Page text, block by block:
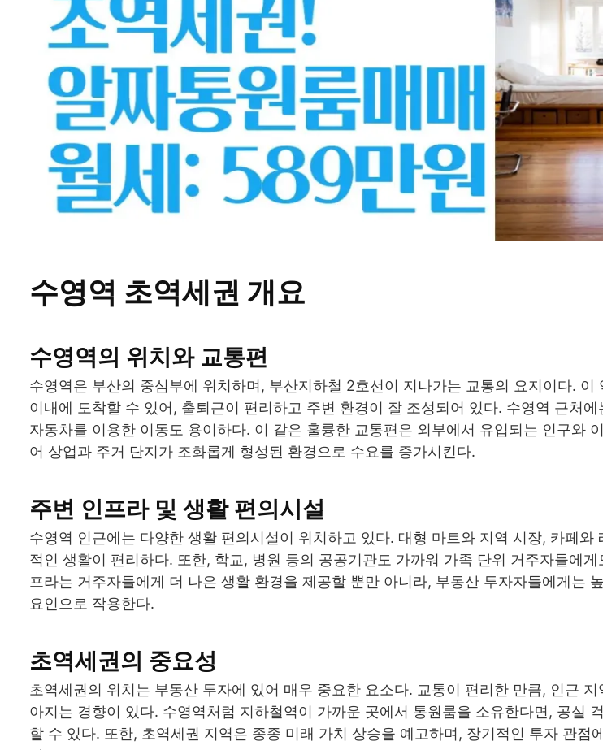
수영역 초역세권 개요
수영역의 위치와 교통편
수영역은 부산의 중심부에 위치하며, 부산지하철 2호선이 지나가는 교통의 요지이다. 이
이내에 도착할 수 있어, 출퇴근이 편리하고 주변 환경이 잘 조성되어 있다. 수영역 근처
자동차를 이용한 이동도 용이하다. 이 같은 훌륭한 교통편은 외부에서 유입되는 인구와
어 상업과 주거 단지가 조화롭게 형성된 환경으로 수요를 증가시킨다.
주변 인프라 및 생활 편의시설
수영역 인근에는 다양한 생활 편의시설이 위치하고 있다. 대형 마트와 지역 시장, 카페와
적인 생활이 편리하다. 또한, 학교, 병원 등의 공공기관도 가까워 가족 단위 거주자들에
프라는 거주자들에게 더 나은 생활 환경을 제공할 뿐만 아니라, 부동산 투자자들에게는
요인으로 작용한다.
초역세권의 중요성
초역세권의 위치는 부동산 투자에 있어 매우 중요한 요소다. 교통이 편리한 만큼, 인근
아지는 경향이 있다. 수영역처럼 지하철역이 가까운 곳에서 통원룸을 소유한다면, 공실
할 수 있다. 또한, 초역세권 지역은 종종 미래 가치 상승을 예고하며, 장기적인 투자 관점